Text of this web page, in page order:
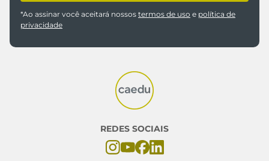
*Ao assinar você aceitará nossos termos de uso e política de
privacidade
REDES SOCIAIS